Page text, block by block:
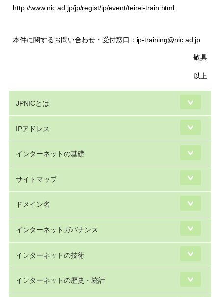
http://www.nic.ad.jp/jp/regist/ip/event/teirei-train.html
本件に関するお問い合わせ・受付窓口：ip-training@nic.ad.jp
敬具
以上
JPNICとは
IPアドレス
インターネットの基礎
サイトマップ
ドメイン名
インターネットガバナンス
インターネットの技術
インターネットの歴史・統計